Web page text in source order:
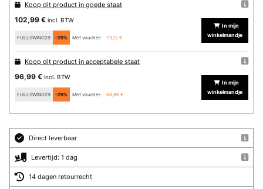
Koop dit product in goede staat
102,99 € incl. BTW
FULLSWING29 -29% Met voucher: 73,12 €
In mijn
winkelmandje
Koop dit product in acceptabele staat
96,99 € incl. BTW
FULLSWING29 -29% Met voucher: 68,86 €
In mijn
winkelmandje
Direct leverbaar
Levertijd: 1 dag
14 dagen retourrecht